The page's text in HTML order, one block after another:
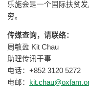
乐施会是一个国际扶贫
穷。
传媒查询，请联络：
周敏盈 Kit Chau
助理传讯干事
电话：+852 3120 5272
电邮：